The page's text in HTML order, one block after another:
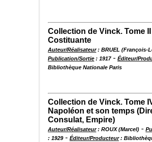
Collection de Vinck. Tome II
Costituante
Auteur/Réalisateur: BRUEL (François-
Publication/Sortie : 1917- Éditeur/
Bibliothèque Nationale Paris
Collection de Vinck. Tome
Napoléon et son temps
Consulat, Empire)
Auteur/Réalisateur: ROUX (Marcel) -
: 1929 - Éditeur/Producteur: